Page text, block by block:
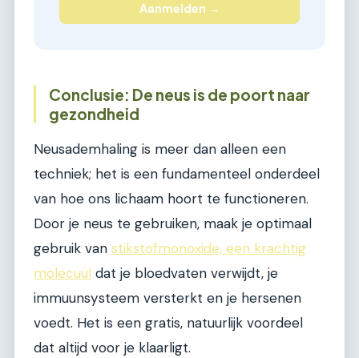
Aanmelden →
Conclusie: De neus is de poort naar
gezondheid
Neusademhaling is meer dan alleen een
techniek; het is een fundamenteel onderdeel
van hoe ons lichaam hoort te functioneren.
Door je neus te gebruiken, maak je optimaal
gebruik van stikstofmonoxide, een krachtig
molecuul dat je bloedvaten verwijdt, je
immuunsysteem versterkt en je hersenen
voedt. Het is een gratis, natuurlijk voordeel
dat altijd voor je klaarligt.